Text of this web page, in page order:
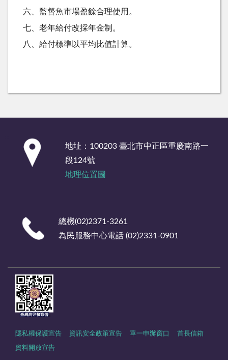
六、監督魚市場盈餘合理使用。
七、老年給付改採年金制。
八、給付標準以平均比值計算。
地址：100203 臺北市中正區重慶南路一
段124號
地理位置圖
總機(02)2371-3261
為民服務中心電話 (02)2331-0901
隱私權保護宣告 資訊安全政策宣告 單一申辦窗口 首長信箱
資料開放宣告